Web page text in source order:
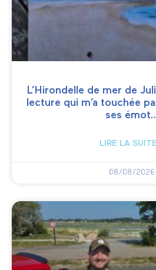
L’Hirondelle de mer de
lecture qui m’a touchée
ses
LIRE LA
08/08/2026